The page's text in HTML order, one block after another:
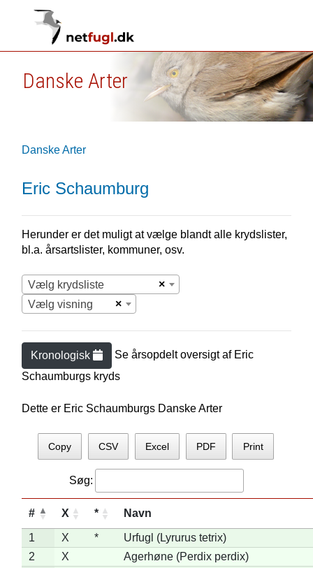
Danske Arter
Danske Arter
Eric Schaumburg
Herunder er det muligt at vælge blandt alle krydslister,
bl.a. årsartslister, kommuner, osv.
×
Vælg krydsliste
×
Vælg visning
Kronologisk Se årsopdelt oversigt af Eric
Schaumburgs kryds
Dette er Eric Schaumburgs Danske Arter
Copy CSV Excel PDF Print
Søg:
# X * Navn
1 X *
Urfugl (Lyrurus tetrix)
2
X
Agerhøne (Perdix perdix)